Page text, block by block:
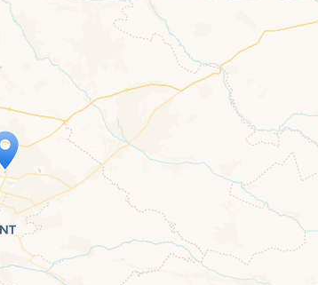
wird geladen …
Seite vollständig geladen wurde,
Dateien.